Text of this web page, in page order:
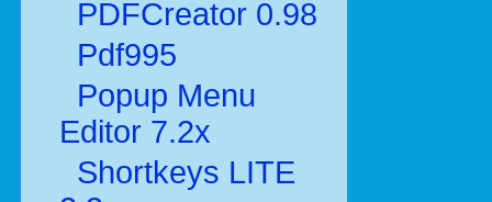
PDFCreator 0.98
Pdf995
Popup Menu
Editor 7.2x
Shortkeys LITE